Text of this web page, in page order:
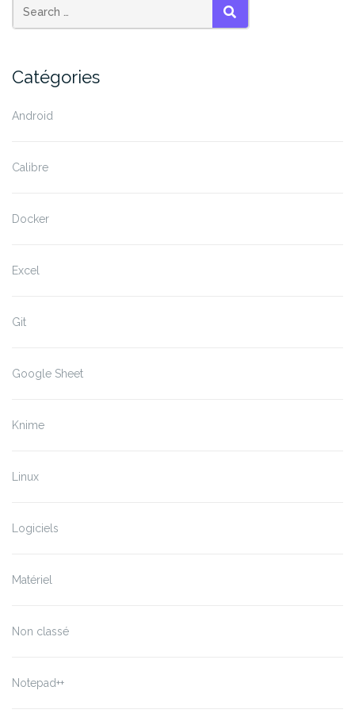
publications
SEARCH
Catégories
Android
Calibre
Docker
Excel
Git
Google Sheet
Knime
Linux
Logiciels
Matériel
Non classé
Notepad++